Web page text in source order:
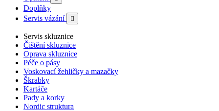
Doplňky
Servis vázání

Servis skluznice
Čištění skluznice
Oprava skluznice
Péče o pásy
Voskovací žehličky a mazačky
Škrabky
Kartáče
Pady a korky
Nordic struktura